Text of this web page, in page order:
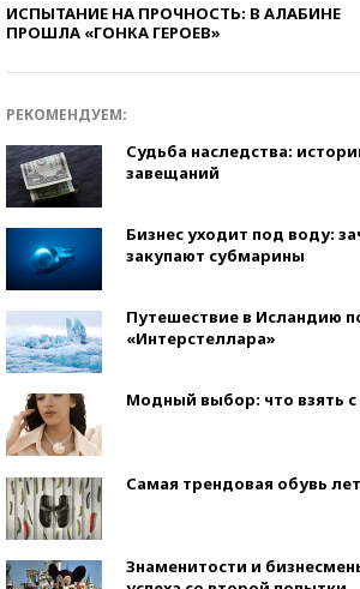
ИСПЫТАНИЕ НА ПРОЧНОСТЬ: В АЛАБИНЕ
ПРОШЛА «ГОНКА ГЕРОЕВ»
РЕКОМЕНДУЕМ:
Судьба наследства:
завещаний
Бизнес уходит под воду:
закупают субмарины
Путешествие в Исландию
«Интерстеллара»
Модный выбор: что взять с
Самая трендовая обувь
Знаменитости и